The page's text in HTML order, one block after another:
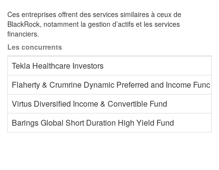
Ces entreprises offrent des services similaires à ceux de
BlackRock, notamment la gestion d’actifs et les services
financiers.
Les concurrents
Tekla Healthcare Investors
Flaherty & Crumrine Dynamic Preferred and Income Func
Virtus Diversified Income & Convertible Fund
Barings Global Short Duration High Yield Fund